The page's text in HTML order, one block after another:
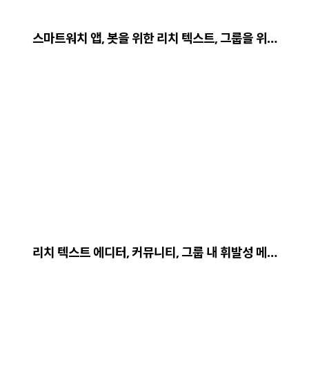
스마트워치 앱, 봇을 위한 리치 텍스트, 그룹을 위…
리치 텍스트 에디터, 커뮤니티, 그룹 내 휘발성 메…